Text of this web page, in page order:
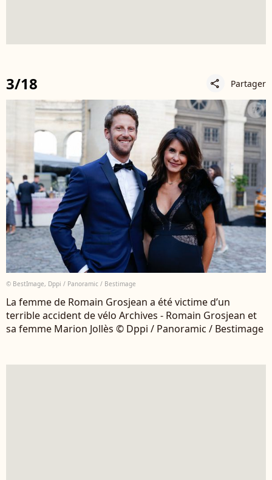
3/18 share Partager
© BestImage, Dppi / Panoramic / Bestimage
La femme de Romain Grosjean a été victime d’un
terrible accident de vélo Archives - Romain Grosjean et
sa femme Marion Jollès © Dppi / Panoramic / Bestimage